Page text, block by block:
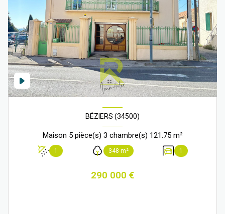
BÉZIERS (34500)
Maison 5 pièce(s) 3 chambre(s) 121.75 m²
1 348 m² 1
290 000 €